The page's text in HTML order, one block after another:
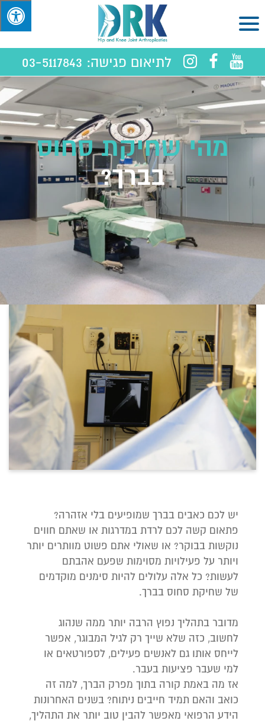
לתיאום פגישה: 03-5117843
מהי שחיקת סחוס
בברך?
יש לכם כאבים בברך שמופיעים בלי אזהרה?
פתאום קשה לכם לרדת במדרגות או שאתם חווים
נוקשות בבוקר? או שאולי אתם פשוט מוותרים יותר
ויותר על פעילויות מסוימות שפעם אהבתם
לעשות? כל אלה עלולים להיות סימנים מוקדמים
של שחיקת סחוס בברך.
מדובר בתהליך נפוץ הרבה יותר ממה שנהוג
לחשוב, כזה שלא שייך רק לגיל המבוגר, אפשר
לייחס אותו גם לאנשים פעילים, לספורטאים או
למי שעבר פציעות בעבר.
אז מה באמת קורה בתוך מפרק הברך, למה זה
כואב והאם תמיד חייבים ניתוח? בשנים האחרונות
הידע הרפואי מאפשר להבין טוב יותר את התהליך,